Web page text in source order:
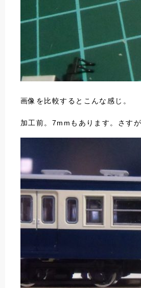
画像を比較するとこんな感じ。
加工前。7mmもあります。さす